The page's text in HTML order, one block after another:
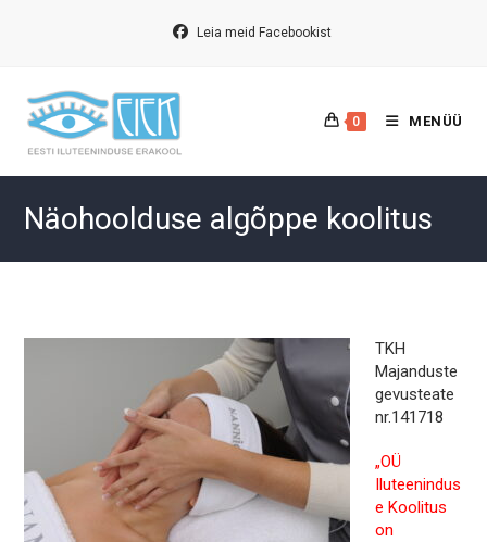
Leia meid Facebookist
0 MENÜÜ
Näohoolduse algõppe koolitus
TKH
Majanduste
gevusteate
nr.141718
„OÜ
Iluteenindus
e Koolitus
on